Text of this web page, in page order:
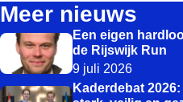
Meer nieuws
Een eigen
de Rijswijk Run
9 juli 2026
Kaderdebat